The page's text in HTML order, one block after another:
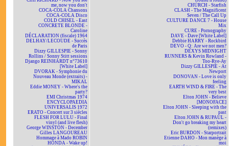
me, now you don't
COCA-COLA Chansons
COCA-COLA Disco
COLD CHISEL - East
CONCRETE BLONDE -
Caroline
DÉCLARATION (fiscale) 1964
DELHAY/LECOUDE - Succès
de Paris
Dizzy GILLESPIE - Sonny
Rollins / Sonny Stitt sessions
Django REINHARDT n°73610
[White Label]
DVORAK - Symphonie du
Nouveau Monde (extraits) -
MIKAL
Eddie MONEY - Where's the
party?
EMI Christmas 1974
ENCYCLOPAEDIA
UNIVERSALIS 1972
ERATO - Concert sur 3 siècles
FLESH FOR LULU - Final
vinyl (and live flesh)
George WINSTON - December
Gilles LANGOUREAU
Hommage à Mado ROBIN
HONDA - Wake up!
CHURCH - Starfish
CLASH - The Magnificent
Seven / The Call Up
CULTURE DANCE 7 - House
Mix
CURE - Pornography
DAVE - Dave [White Label]
Debbie HARRY - Rockbird
DEVO - Q: Are we not men?
DEXYS MIDNIGHT
RUNNERS & Kevin Rowland -
Too-Rye-Ay
Dizzy GILLESPIE - At
Newport
DONOVAN - Love is only
feeling
EARTH WIND & FIRE - The
very best
Elton JOHN - Believe
[MONOFACE]
Elton JOHN - Sleeping with the
past
Elton JOHN & RUPAUL -
Don't go breaking my heart
(remixes)
Eric BURDON - Starportrait
Etienne DAHO - Mon manège à
moi